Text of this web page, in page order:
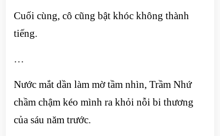
Cuối cùng, cô cũng bật khóc không thành
tiếng.
…
Nước mắt dần làm mờ tầm nhìn, Trầm Nhứ
chầm chậm kéo mình ra khỏi nỗi bi thương
của sáu năm trước.